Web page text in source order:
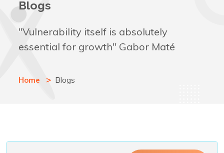
Blogs
"Vulnerability itself is absolutely
essential for growth" Gabor Maté
Home Blogs